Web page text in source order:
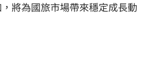
，將為國旅市場帶來穩定成長動